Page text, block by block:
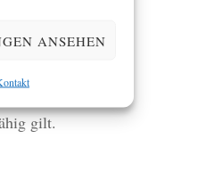
ANSEHEN
in der
werden
gilt.